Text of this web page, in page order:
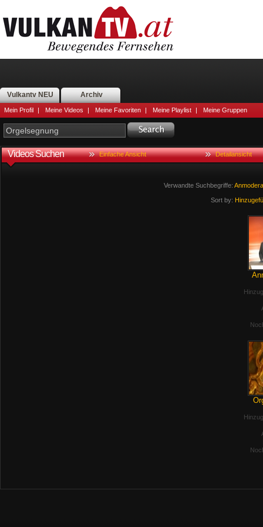
Vulkantv NEU Archiv
Mein Profil | Meine Videos | Meine Favoriten | Meine Playlist | Meine Gruppen
Videos Suchen Einfache Ansicht Detailansicht
Verwandte Suchbegriffe:
Sort by: